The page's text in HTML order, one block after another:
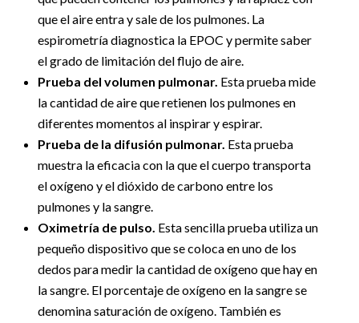
que el aire entra y sale de los pulmones. La
espirometría diagnostica la EPOC y permite saber
el grado de limitación del flujo de aire.
Prueba del volumen pulmonar. Esta prueba mide
la cantidad de aire que retienen los pulmones en
diferentes momentos al inspirar y espirar.
Prueba de la difusión pulmonar. Esta prueba
muestra la eficacia con la que el cuerpo transporta
el oxígeno y el dióxido de carbono entre los
pulmones y la sangre.
Oximetría de pulso. Esta sencilla prueba utiliza un
pequeño dispositivo que se coloca en uno de los
dedos para medir la cantidad de oxígeno que hay en
la sangre. El porcentaje de oxígeno en la sangre se
denomina saturación de oxígeno. También es